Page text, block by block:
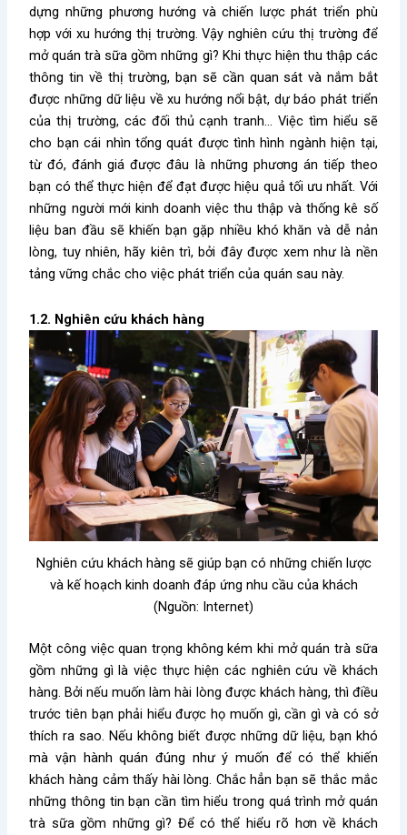
dựng những phương hướng và chiến lược phát triển phù
hợp với xu hướng thị trường. Vậy nghiên cứu thị trường để
mở quán trà sữa gồm những gì? Khi thực hiện thu thập các
thông tin về thị trường, bạn sẽ cần quan sát và nắm bắt
được những dữ liệu về xu hướng nổi bật, dự báo phát triển
của thị trường, các đối thủ cạnh tranh… Việc tìm hiểu sẽ
cho bạn cái nhìn tổng quát được tình hình ngành hiện tại,
từ đó, đánh giá được đâu là những phương án tiếp theo
bạn có thể thực hiện để đạt được hiệu quả tối ưu nhất. Với
những người mới kinh doanh việc thu thập và thống kê số
liệu ban đầu sẽ khiến bạn gặp nhiều khó khăn và dễ nản
lòng, tuy nhiên, hãy kiên trì, bởi đây được xem như là nền
tảng vững chắc cho việc phát triển của quán sau này.
1.2. Nghiên cứu khách hàng
Nghiên cứu khách hàng sẽ giúp bạn có những chiến lược
và kế hoạch kinh doanh đáp ứng nhu cầu của khách
(Nguồn: Internet)
Một công việc quan trọng không kém khi mở quán trà sữa
gồm những gìlà việc thực hiện các nghiên cứu về khách
hàng. Bởi nếu muốn làm hài lòng được khách hàng, thì điều
trước tiên bạn phải hiểu được họ muốn gì, cần gì và có sở
thích ra sao. Nếu không biết được những dữ liệu, bạn khó
mà vận hành quán đúng như ý muốn để có thể khiến
khách hàng cảm thấy hài lòng. Chắc hẳn bạn sẽ thắc mắc
những thông tin bạn cần tìm hiểu trong quá trình mở quán
trà sữa gồm những gì? Để có thể hiểu rõ hơn về khách